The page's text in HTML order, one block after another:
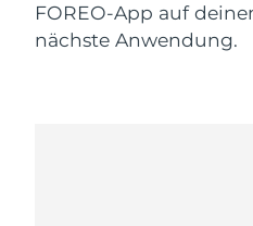
FOREO-App auf
nächste Anwendung.